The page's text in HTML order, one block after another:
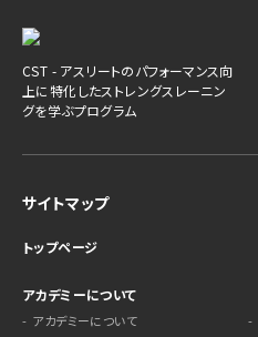
CST - アスリートのパフォーマンス向
上に特化したストレングスレーニン
グを学ぶプログラム
サイトマップ
トップページ
アカデミーについて
アカデミーについて